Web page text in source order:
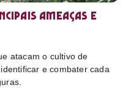
ameaças e
atacam o cultivo de
e combater cada